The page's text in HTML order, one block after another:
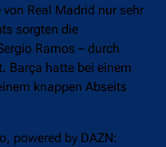
Real Madrid nur sehr
sorgten die
Ramos – durch
Barça hatte bei einem
knappen Abseits
powered by DAZN: